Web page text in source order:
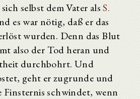
selbst dem Vater alsS.
es war nötig, daß er das
wurden. Denn das Blut
also der Tod heran und
durchbohrt. Und
geht er zugrunde und
Finsternis schwindet, wenn